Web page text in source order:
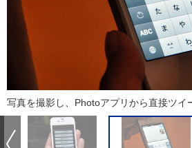
写真を撮影し、Photoアプリから直接ツイ